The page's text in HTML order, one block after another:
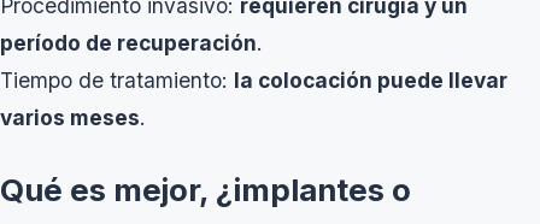
Procedimiento invasivo: requieren cirugía y un
período de recuperación.
Tiempo de tratamiento: la colocación puede llevar
varios meses.
Qué es mejor, ¿implantes o